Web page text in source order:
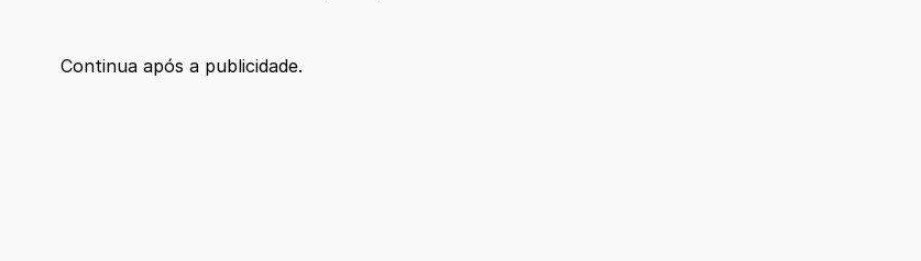
Continua após a publicidade.